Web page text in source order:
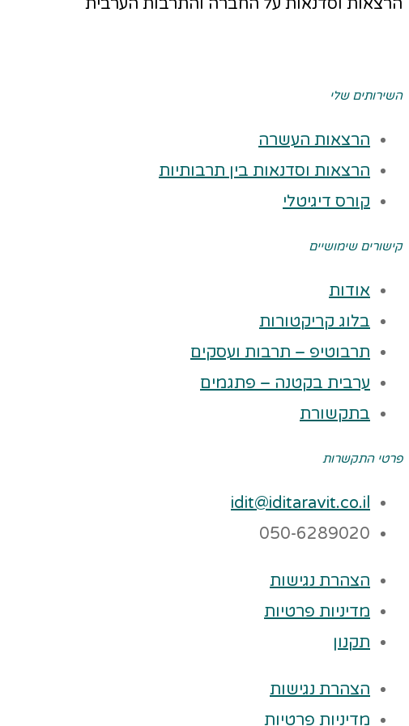
הרצאות וסדנאות על החברה והתרבות הערבית
השירותים שלי
הרצאות העשרה
הרצאות וסדנאות בין תרבותיות
קורס דיגיטלי
קישורים שימושיים
אודות
בלוג קריקטורות
תרבוטיפ – תרבות ועסקים
ערבית בקטנה – פתגמים
בתקשורת
פרטי התקשרות
idit@iditaravit.co.il
050-6289020
הצהרת נגישות
מדיניות פרטיות
תקנון
הצהרת נגישות
מדיניות פרטיות